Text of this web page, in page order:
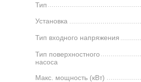
Тип
Установка
Тип входного напряжения
Тип поверхностного
насоса
Макс. мощность (кВт)